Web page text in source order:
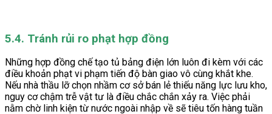
5.4. Tránh rủi ro phạt hợp đồng
Những hợp đồng chế tạo tủ bảng điện lớn luôn đi kèm với các
điều khoản phạt vi phạm tiến độ bàn giao vô cùng khắt khe.
Nếu nhà thầu lỡ chọn nhầm cơ sở bán lẻ thiếu năng lực lưu kho,
nguy cơ chậm trễ vật tư là điều chắc chắn xảy ra. Việc phải
nằm chờ linh kiện từ nước ngoài nhập về sẽ tiêu tốn hàng tuần